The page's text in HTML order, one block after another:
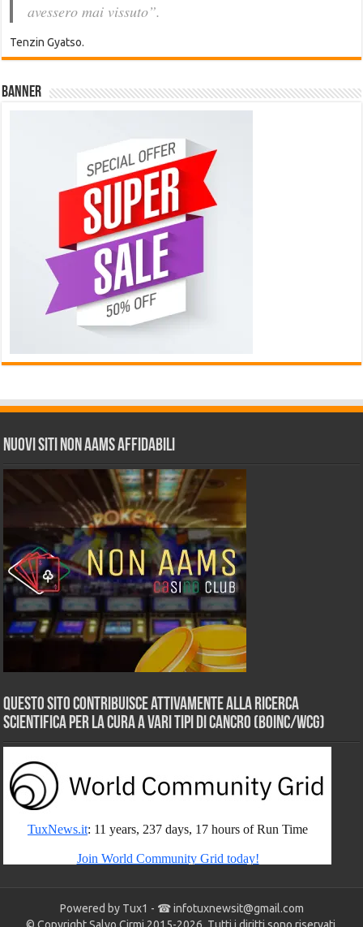
avessero mai vissuto”.
Tenzin Gyatso.
Banner
Nuovi siti non AAMS affidabili
Questo sito contribuisce attivamente alla ricerca
scientifica per la cura a vari tipi di Cancro (BOINC/WCG)
Powered by Tux1 - ☎infotuxnewsit@gmail.com